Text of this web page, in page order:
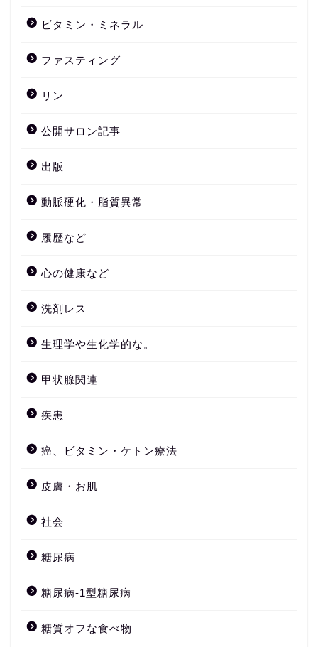
ビタミン・ミネラル
ファスティング
リン
公開サロン記事
出版
動脈硬化・脂質異常
履歴など
心の健康など
洗剤レス
生理学や生化学的な。
甲状腺関連
疾患
癌、ビタミン・ケトン療法
皮膚・お肌
社会
糖尿病
糖尿病-1型糖尿病
糖質オフな食べ物